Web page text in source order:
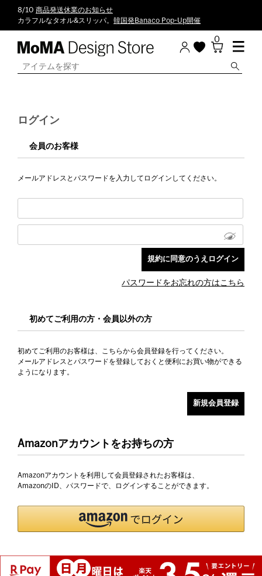
8/10 商品発送休業のお知らせ
カラフルなタオル&スリッパ。 韓国発Banaco Pop-Up開催
0
ログイン
会員のお客様
メールアドレスとパスワードを入力してログインしてください。
パスワードをお忘れの方はこちら
初めてご利用の方・会員以外の方
初めてご利用のお客様は、こちらから会員登録を行ってください。
メールアドレスとパスワードを登録しておくと便利にお買い物ができる
ようになります。
Amazonアカウントをお持ちの方
Amazonアカウントを利用して会員登録されたお客様は、
AmazonのID、パスワードで、ログインすることができます。